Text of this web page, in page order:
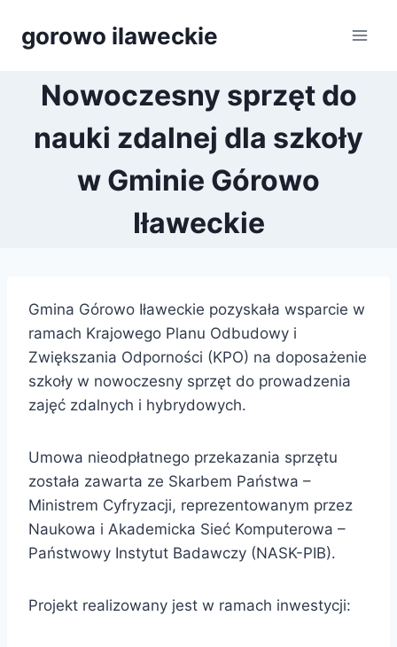
gorowo ilaweckie
Nowoczesny sprzęt do
nauki zdalnej dla szkoły
w Gminie Górowo
Iławeckie
Gmina Górowo Iławeckie pozyskała wsparcie w
ramach Krajowego Planu Odbudowy i
Zwiększania Odporności (KPO) na doposażenie
szkoły w nowoczesny sprzęt do prowadzenia
zajęć zdalnych i hybrydowych.
Umowa nieodpłatnego przekazania sprzętu
została zawarta ze Skarbem Państwa –
Ministrem Cyfryzacji, reprezentowanym przez
Naukowa i Akademicka Sieć Komputerowa –
Państwowy Instytut Badawczy (NASK-PIB).
Projekt realizowany jest w ramach inwestycji: